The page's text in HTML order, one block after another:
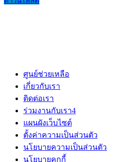
ศูนย์ช่วยเหลือ
เกี่ยวกับเรา
ติดต่อเรา
ร่วมงานกับเรา4
แผนผังเว็บไซต์
ตั้งค่าความเป็นส่วนตัว
นโยบายความเป็นส่วนตัว
นโยบายคุกกี้